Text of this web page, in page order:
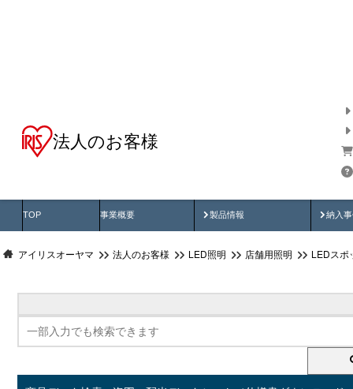
法人のお客様
TOP 事業概要 製品情報
製品動画 納入
納
アイリスオーヤマ 法人のお客様 LED照明 店舗用照明 LEDスポ